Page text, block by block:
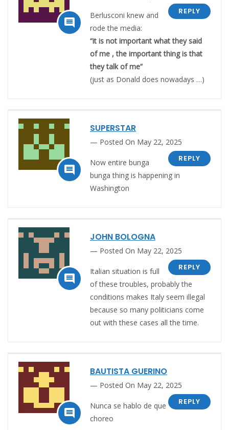

REPLY
Berlusconi knew and
rode the media:
“it is not important what they said
of me , the important thing is that
they talk of me”
(just as Donald does nowadays …)

SUPERSTAR
Posted On May 22, 2025
REPLY
Now entire bunga
bunga thing is happening in
Washington

JOHN BOLOGNA
Posted On May 22, 2025
REPLY
Italian situation is full
of these troubles, probably the
conditions makes Italy seem illegal
because so many politicians come
out with these cases all the time.

BAUTISTA GUERINO
Posted On May 22, 2025
REPLY
Nunca se hablo de que
choreo